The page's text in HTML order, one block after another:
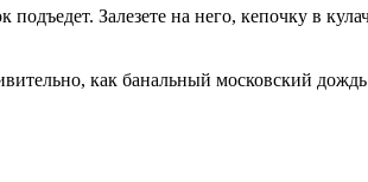
Залезете на него, кепочку в
как банальный московский дождь